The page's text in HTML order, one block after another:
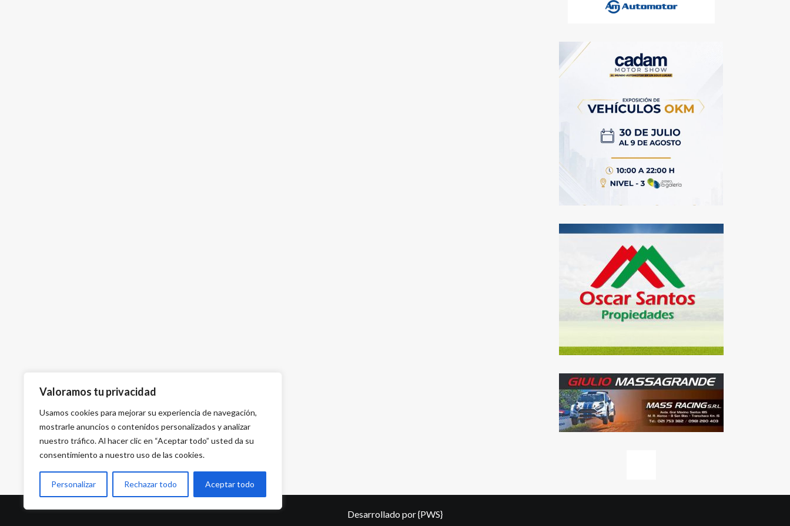
Valoramos tu privacidad
Usamos cookies para mejorar su experiencia de navegación,
mostrarle anuncios o contenidos personalizados y analizar
nuestro tráfico. Al hacer clic en “Aceptar todo” usted da su
consentimiento a nuestro uso de las cookies.
Personalizar Rechazar todo Aceptar todo
Desarrollado por{PWS}